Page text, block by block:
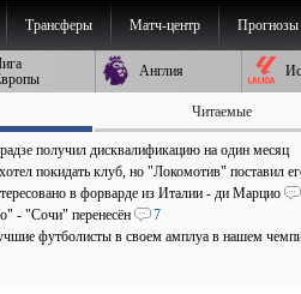
Трансферы Матч-центр Прогнозы
Англия
Читаемые
получил дисквалификацию на один месяц
покидать клуб, но "Локомотив" поставил
в форварде из Италии - ди Марцио
- "Сочи" перенесён
7
футболисты в своем амплуа в нашем